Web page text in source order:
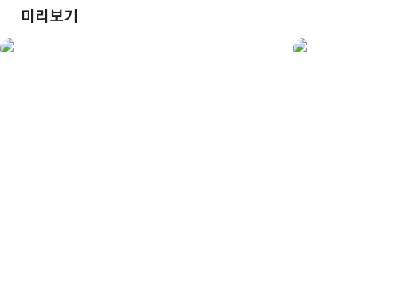
미리보기